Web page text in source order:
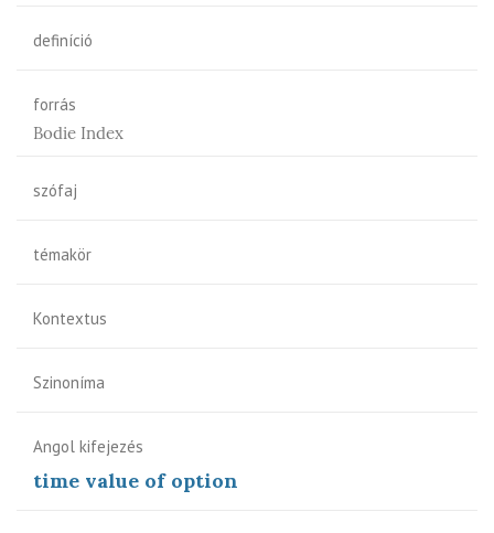
definíció
forrás
Bodie Index
szófaj
témakör
Kontextus
Szinoníma
Angol kifejezés
time value of option